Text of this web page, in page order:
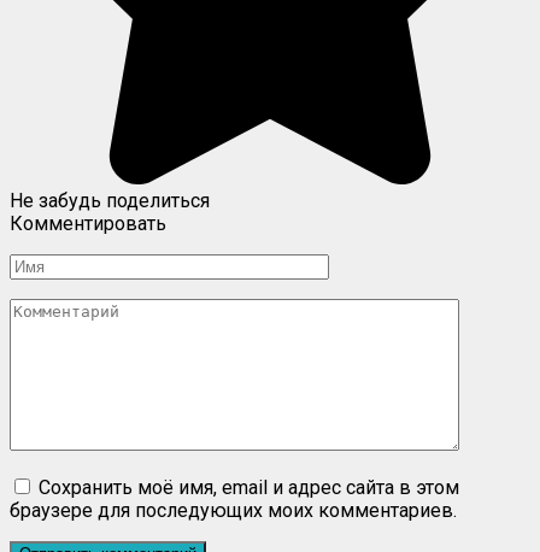
Не забудь поделиться
Комментировать
Имя
Комментарий
Сохранить моё имя, email и адрес сайта в этом
браузере для последующих моих комментариев.